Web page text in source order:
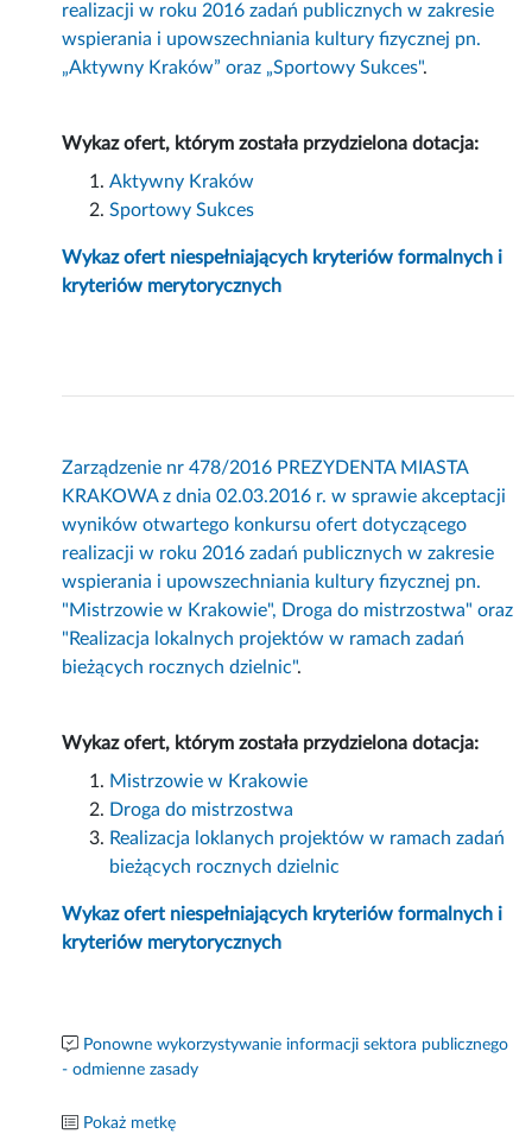
realizacji w roku 2016 zadań publicznych w zakresie
wspierania i upowszechniania kultury fizycznej pn.
„Aktywny Kraków” oraz „Sportowy Sukces".
Wykaz ofert, którym została przydzielona dotacja:
Aktywny Kraków
Sportowy Sukces
Wykaz ofert niespełniających kryteriów formalnych i
kryteriów merytorycznych
Zarządzenie nr 478/2016 PREZYDENTA MIASTA
KRAKOWA z dnia 02.03.2016 r. w sprawie akceptacji
wyników otwartego konkursu ofert dotyczącego
realizacji w roku 2016 zadań publicznych w zakresie
wspierania i upowszechniania kultury fizycznej pn.
"Mistrzowie w Krakowie", Droga do mistrzostwa" oraz
"Realizacja lokalnych projektów w ramach zadań
bieżących rocznych dzielnic".
Wykaz ofert, którym została przydzielona dotacja:
Mistrzowie w Krakowie
Droga do mistrzostwa
Realizacja loklanych projektów w ramach zadań
bieżących rocznych dzielnic
Wykaz ofert niespełniających kryteriów formalnych i
kryteriów merytorycznych
Ponowne wykorzystywanie informacji sektora publicznego
- odmienne zasady
Pokaż metkę